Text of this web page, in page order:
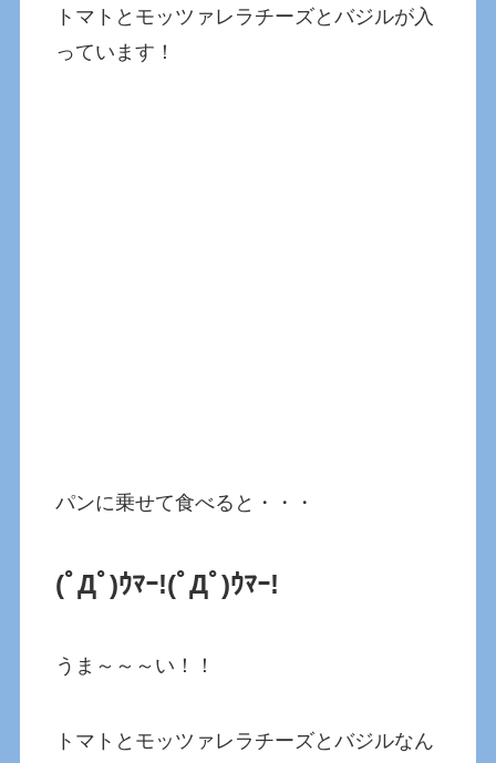
トマトとモッツァレラチーズとバジルが入
っています！
パンに乗せて食べると・・・
(ﾟДﾟ)ｳﾏｰ!(ﾟДﾟ)ｳﾏｰ!
うま～～～い！！
トマトとモッツァレラチーズとバジルなん